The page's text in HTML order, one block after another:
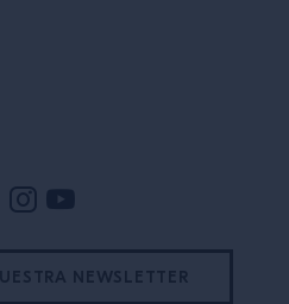
NEWSLETTER